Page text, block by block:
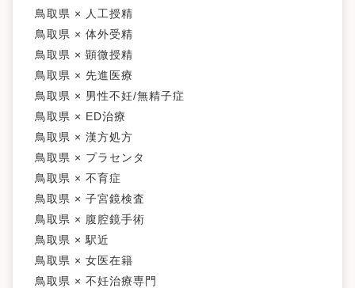
鳥取県 × 人工授精
鳥取県 × 体外受精
鳥取県 × 顕微授精
鳥取県 × 先進医療
鳥取県 × 男性不妊/無精子症
鳥取県 × ED治療
鳥取県 × 漢方処方
鳥取県 × プラセンタ
鳥取県 × 不育症
鳥取県 × 子宮鏡検査
鳥取県 × 腹腔鏡手術
鳥取県 × 駅近
鳥取県 × 女医在籍
鳥取県 × 不妊治療専門